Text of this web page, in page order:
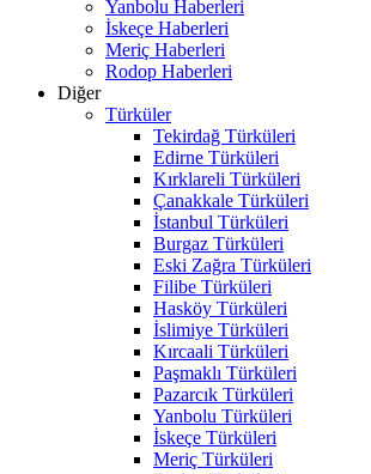
Yanbolu Haberleri
İskeçe Haberleri
Meriç Haberleri
Rodop Haberleri
Diğer
Türküler
Tekirdağ Türküleri
Edirne Türküleri
Kırklareli Türküleri
Çanakkale Türküleri
İstanbul Türküleri
Burgaz Türküleri
Eski Zağra Türküleri
Filibe Türküleri
Hasköy Türküleri
İslimiye Türküleri
Kırcaali Türküleri
Paşmaklı Türküleri
Pazarcık Türküleri
Yanbolu Türküleri
İskeçe Türküleri
Meriç Türküleri